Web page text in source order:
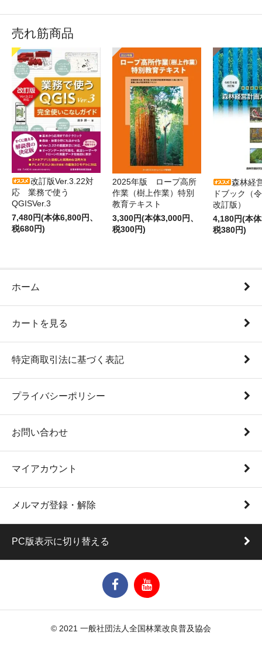
売れ筋商品
改訂版Ver.3.22対
応 業務で使う
QGISVer.3
7,480円(本体6,800円、
税680円)
2025年版 ロープ高所
作業（樹上作業）特別
教育テキスト
3,300円(本体3,000円、
税300円)
森林経
ドブック（
改訂版）
4,180円(本
税380円)
ホーム
カートを見る
特定商取引法に基づく表記
プライバシーポリシー
お問い合わせ
マイアカウント
メルマガ登録・解除
PC版表示に切り替える
© 2021 一般社団法人全国林業改良普及協会